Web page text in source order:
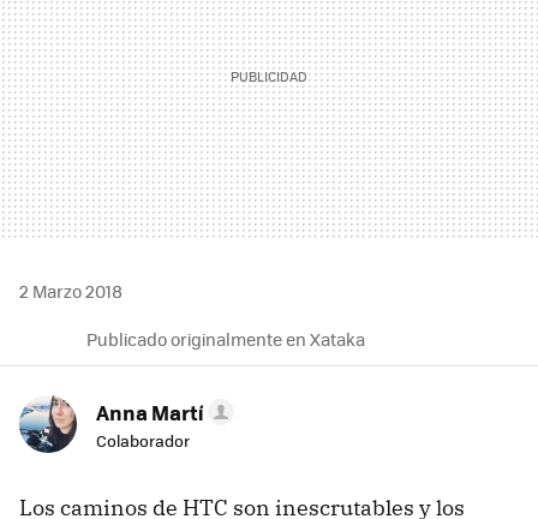
2 Marzo 2018
Publicado originalmente en Xataka
Anna Martí
Colaborador
Los caminos de HTC son inescrutables y los